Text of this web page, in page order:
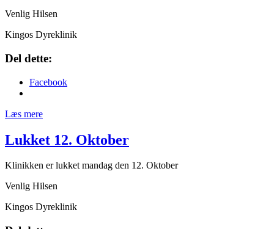
Venlig Hilsen
Kingos Dyreklinik
Del dette:
Facebook
Læs mere
Lukket 12. Oktober
Klinikken er lukket mandag den 12. Oktober
Venlig Hilsen
Kingos Dyreklinik